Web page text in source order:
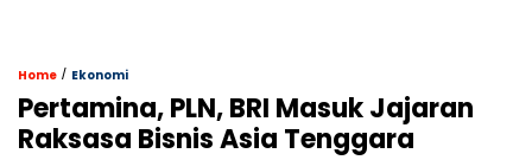
Home / Ekonomi
Pertamina, PLN, BRI Masuk Jajaran
Raksasa Bisnis Asia Tenggara